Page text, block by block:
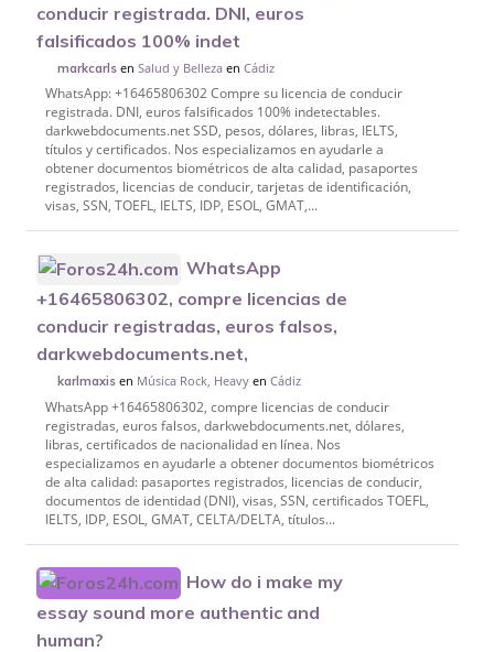
conducir registrada. DNI, euros
falsificados 100% indet
markcarls enSalud y Belleza enCádiz
WhatsApp: +16465806302 Compre su licencia de conducir
registrada. DNI, euros falsificados 100% indetectables.
darkwebdocuments.net SSD, pesos, dólares, libras, IELTS,
títulos y certificados. Nos especializamos en ayudarle a
obtener documentos biométricos de alta calidad, pasaportes
registrados, licencias de conducir, tarjetas de identificación,
visas, SSN, TOEFL, IELTS, IDP, ESOL, GMAT,...
WhatsApp
+16465806302, compre licencias de
conducir registradas, euros falsos,
darkwebdocuments.net,
karlmaxis en Música Rock, Heavy enCádiz
WhatsApp +16465806302, compre licencias de conducir
registradas, euros falsos, darkwebdocuments.net, dólares,
libras, certificados de nacionalidad en línea. Nos
especializamos en ayudarle a obtener documentos biométricos
de alta calidad: pasaportes registrados, licencias de conducir,
documentos de identidad (DNI), visas, SSN, certificados TOEFL,
IELTS, IDP, ESOL, GMAT, CELTA/DELTA, títulos...
How do i make my
essay sound more authentic and
human?